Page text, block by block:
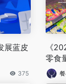
展蓝皮
375
《
零食
元》